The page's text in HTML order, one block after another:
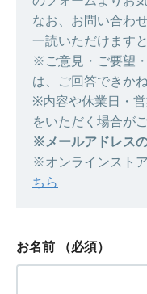
なお、お問い合わ
一読いただけます
※ご意見・ご要望
は、ご回答できか
※内容や休業日・
をいただく場合が
※メールアドレス
※オンラインスト
ちら
お名前 （必須）